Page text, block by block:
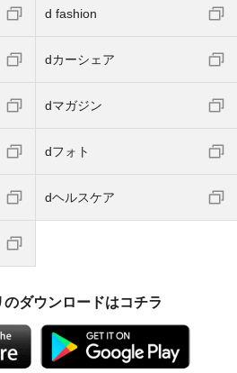
d fashion
dカーシェア
dマガジン
dフォト
dヘルスケア
ダウンロードはコチラ